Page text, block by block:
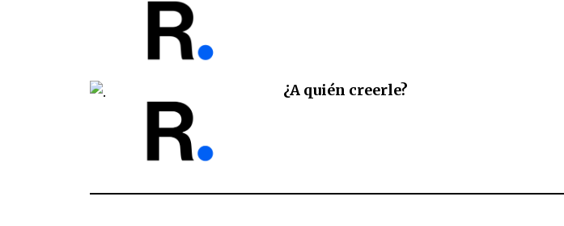
¿A quién creerle?